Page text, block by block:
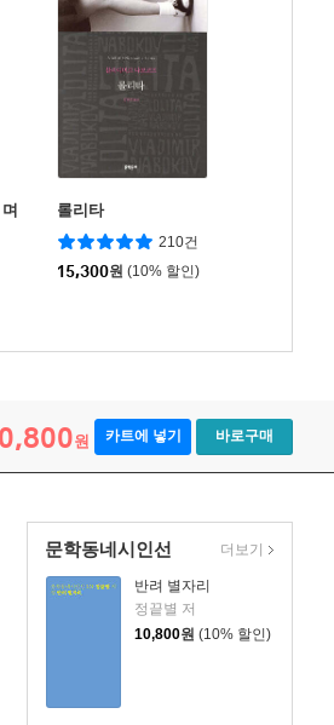
롤리타
210건
15,300원 (10% 할인)
원 카트에 넣기 바로구매
문학동네시인선
반려 별자리
정끝별 저
10,800원 (10% 할인)
더보기